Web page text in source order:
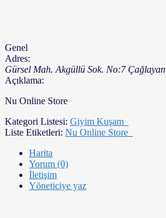
Genel
Adres:
Gürsel Mah. Akgüllü Sok. No:7 Çağlayan
Açıklama:
Nu Online Store
Kategori Listesi: Giyim Kuşam
Liste Etiketleri: Nu Online Store
Harita
Yorum (0)
İletişim
Yöneticiye yaz